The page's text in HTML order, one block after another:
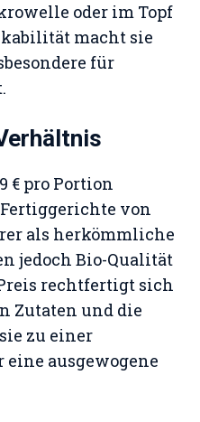
oder im Topf
macht sie
für
€ pro Portion
von
als herkömmliche
jedoch Bio-Qualität
rechtfertigt sich
Zutaten und die
zu einer
ausgewogene